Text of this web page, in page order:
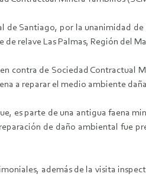
de Santiago, por la unanimidad
relave Las Palmas, Región del
contra de Sociedad Contractual
a reparar el medio ambiente
es parte de una antigua faena
de daño ambiental fue
además de la visita